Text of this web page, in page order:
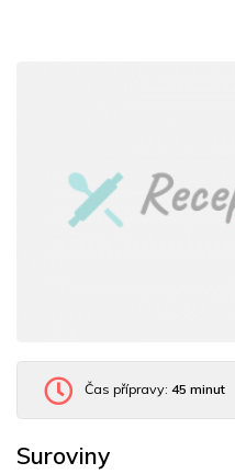
Čas přípravy:45 minut
Suroviny